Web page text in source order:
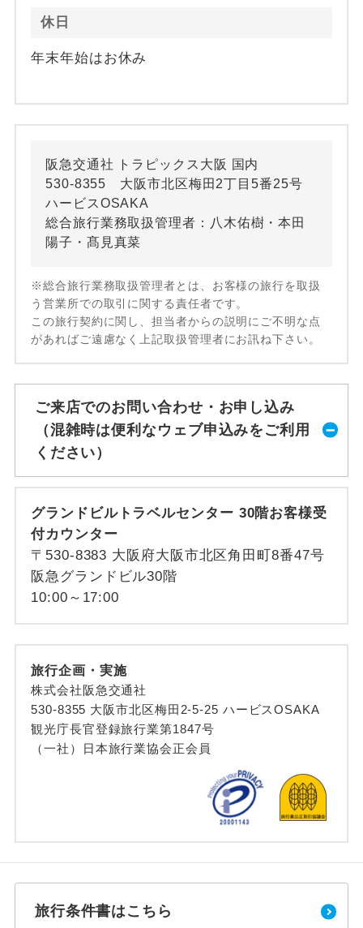
休日
年末年始はお休み
阪急交通社 トラピックス大阪 国内
530-8355 大阪市北区梅田2丁目5番25号
ハービスOSAKA
総合旅行業務取扱管理者：八木佑樹・本田
陽子・髙見真菜
※総合旅行業務取扱管理者とは、お客様の旅行を取扱
う営業所での取引に関する責任者です。
この旅行契約に関し、担当者からの説明にご不明な点
があればご遠慮なく上記取扱管理者にお訊ね下さい。
ご来店でのお問い合わせ・お申し込み
（混雑時は便利なウェブ申込みをご利用
ください）
グランドビルトラベルセンター 30階お客様受
付カウンター
〒530-8383 大阪府大阪市北区角田町8番47号
阪急グランドビル30階
10:00～17:00
旅行企画・実施
株式会社阪急交通社
530-8355 大阪市北区梅田2-5-25 ハービスOSAKA
観光庁長官登録旅行業第1847号
（一社）日本旅行業協会正会員
旅行条件書はこちら